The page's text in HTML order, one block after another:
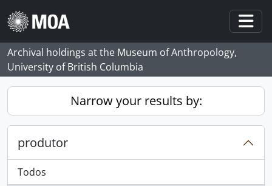
Skip to main content
Archival holdings at the Museum of Anthropology,
University of British Columbia
Narrow your results by:
produtor
Todos